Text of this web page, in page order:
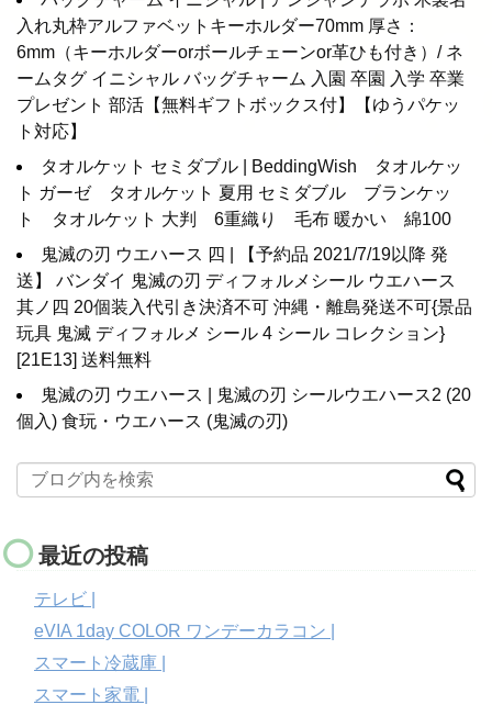
入れ丸枠アルファベットキーホルダー70mm 厚さ：
6mm（キーホルダーorボールチェーンor革ひも付き）/ ネ
ームタグ イニシャル バッグチャーム 入園 卒園 入学 卒業
プレゼント 部活【無料ギフトボックス付】【ゆうパケッ
ト対応】
タオルケット セミダブル | BeddingWish タオルケッ
ト ガーゼ タオルケット 夏用 セミダブル ブランケッ
ト タオルケット 大判 6重織り 毛布 暖かい 綿100
鬼滅の刃 ウエハース 四 | 【予約品 2021/7/19以降 発
送】 バンダイ 鬼滅の刃 ディフォルメシール ウエハース
其ノ四 20個装入代引き決済不可 沖縄・離島発送不可{景品
玩具 鬼滅 ディフォルメ シール 4 シール コレクション}
[21E13] 送料無料
鬼滅の刃 ウエハース | 鬼滅の刃 シールウエハース2 (20
個入) 食玩・ウエハース (鬼滅の刃)
最近の投稿
テレビ |
eVIA 1day COLOR ワンデーカラコン |
スマート冷蔵庫 |
スマート家電 |